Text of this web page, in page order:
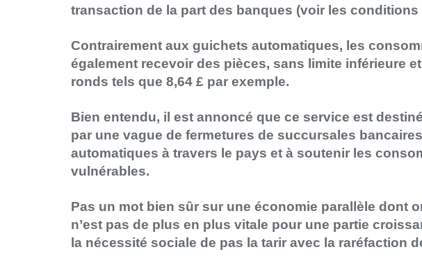
transaction de la part des banques (voir les conditions
Contrairement aux guichets automatiques, les
également recevoir des pièces, sans limite inférieure
ronds tels que 8,64 £ par exemple.
Bien entendu, il est annoncé que ce service est
par une vague de fermetures de succursales
automatiques à travers le pays et à soutenir les
vulnérables.
Pas un mot bien sûr sur une économie parallèle dont
n’est pas de plus en plus vitale pour une partie
la nécessité sociale de pas la tarir avec la raréfaction